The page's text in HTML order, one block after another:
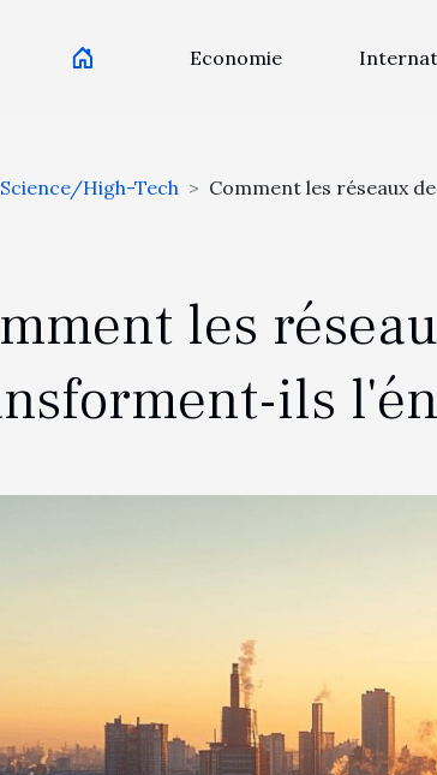
Economie
Science/High-Tech Comment les réseaux
les
ils